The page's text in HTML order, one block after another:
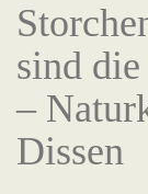
sind
–
Dissen